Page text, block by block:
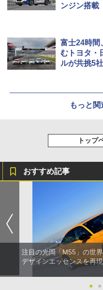
ンジン搭載
富士24時間
むトヨタ・
ルが共挑5
もっと
トップ
おすすめ記事
注目の光岡「M55」の世
デザインエッセンスを再
● ●